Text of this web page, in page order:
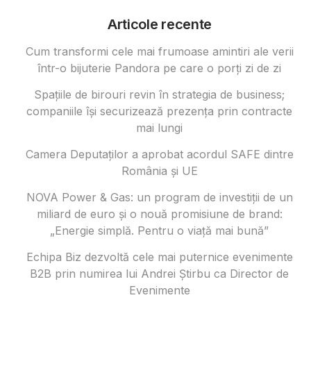
Articole recente
Cum transformi cele mai frumoase amintiri ale verii
într-o bijuterie Pandora pe care o porți zi de zi
Spațiile de birouri revin în strategia de business;
companiile își securizează prezența prin contracte
mai lungi
Camera Deputaților a aprobat acordul SAFE dintre
România și UE
NOVA Power & Gas: un program de investiții de un
miliard de euro și o nouă promisiune de brand:
„Energie simplă. Pentru o viață mai bună”
Echipa Biz dezvoltă cele mai puternice evenimente
B2B prin numirea lui Andrei Știrbu ca Director de
Evenimente